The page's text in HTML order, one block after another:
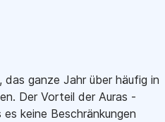
das ganze Jahr über häufig in
Der Vorteil der Auras -
keine Beschränkungen